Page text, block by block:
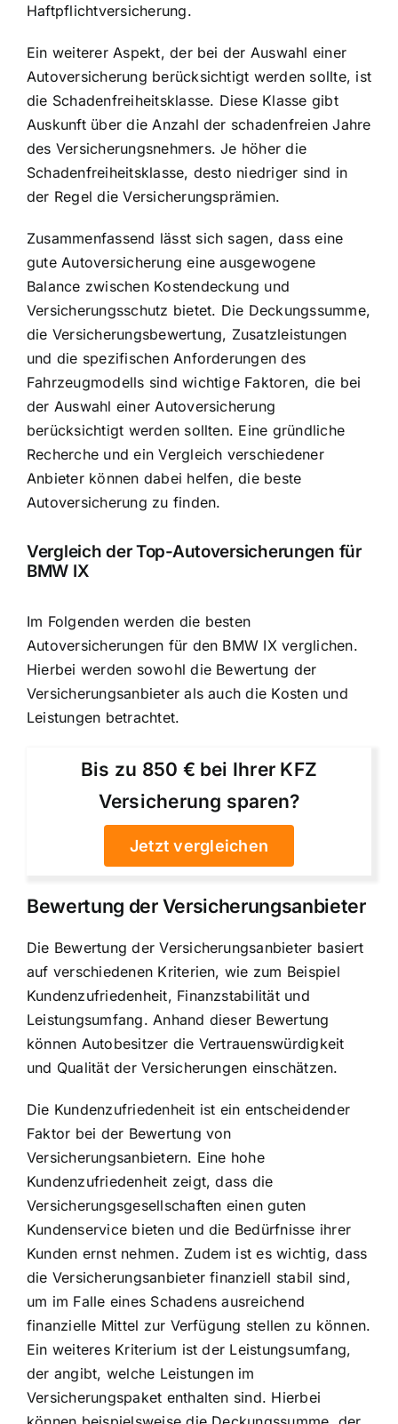
Haftpflichtversicherung.
Ein weiterer Aspekt, der bei der Auswahl einer
Autoversicherung berücksichtigt werden sollte, ist
die Schadenfreiheitsklasse. Diese Klasse gibt
Auskunft über die Anzahl der schadenfreien Jahre
des Versicherungsnehmers. Je höher die
Schadenfreiheitsklasse, desto niedriger sind in
der Regel die Versicherungsprämien.
Zusammenfassend lässt sich sagen, dass eine
gute Autoversicherung eine ausgewogene
Balance zwischen Kostendeckung und
Versicherungsschutz bietet. Die Deckungssumme,
die Versicherungsbewertung, Zusatzleistungen
und die spezifischen Anforderungen des
Fahrzeugmodells sind wichtige Faktoren, die bei
der Auswahl einer Autoversicherung
berücksichtigt werden sollten. Eine gründliche
Recherche und ein Vergleich verschiedener
Anbieter können dabei helfen, die beste
Autoversicherung zu finden.
Vergleich der Top-Autoversicherungen für
BMW IX
Im Folgenden werden die besten
Autoversicherungen für den BMW IX verglichen.
Hierbei werden sowohl die Bewertung der
Versicherungsanbieter als auch die Kosten und
Leistungen betrachtet.
Bis zu 850 € bei Ihrer KFZ
Versicherung sparen?
Jetzt vergleichen
Bewertung der Versicherungsanbieter
Die Bewertung der Versicherungsanbieter basiert
auf verschiedenen Kriterien, wie zum Beispiel
Kundenzufriedenheit, Finanzstabilität und
Leistungsumfang. Anhand dieser Bewertung
können Autobesitzer die Vertrauenswürdigkeit
und Qualität der Versicherungen einschätzen.
Die Kundenzufriedenheit ist ein entscheidender
Faktor bei der Bewertung von
Versicherungsanbietern. Eine hohe
Kundenzufriedenheit zeigt, dass die
Versicherungsgesellschaften einen guten
Kundenservice bieten und die Bedürfnisse ihrer
Kunden ernst nehmen. Zudem ist es wichtig, dass
die Versicherungsanbieter finanziell stabil sind,
um im Falle eines Schadens ausreichend
finanzielle Mittel zur Verfügung stellen zu können.
Ein weiteres Kriterium ist der Leistungsumfang,
der angibt, welche Leistungen im
Versicherungspaket enthalten sind. Hierbei